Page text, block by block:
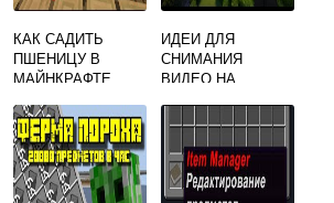
КАК САДИТЬ
ПШЕНИЦУ В
МАЙНКРАФТЕ
ИДЕИ ДЛЯ
СНИМАНИЯ
ВИДЕО НА